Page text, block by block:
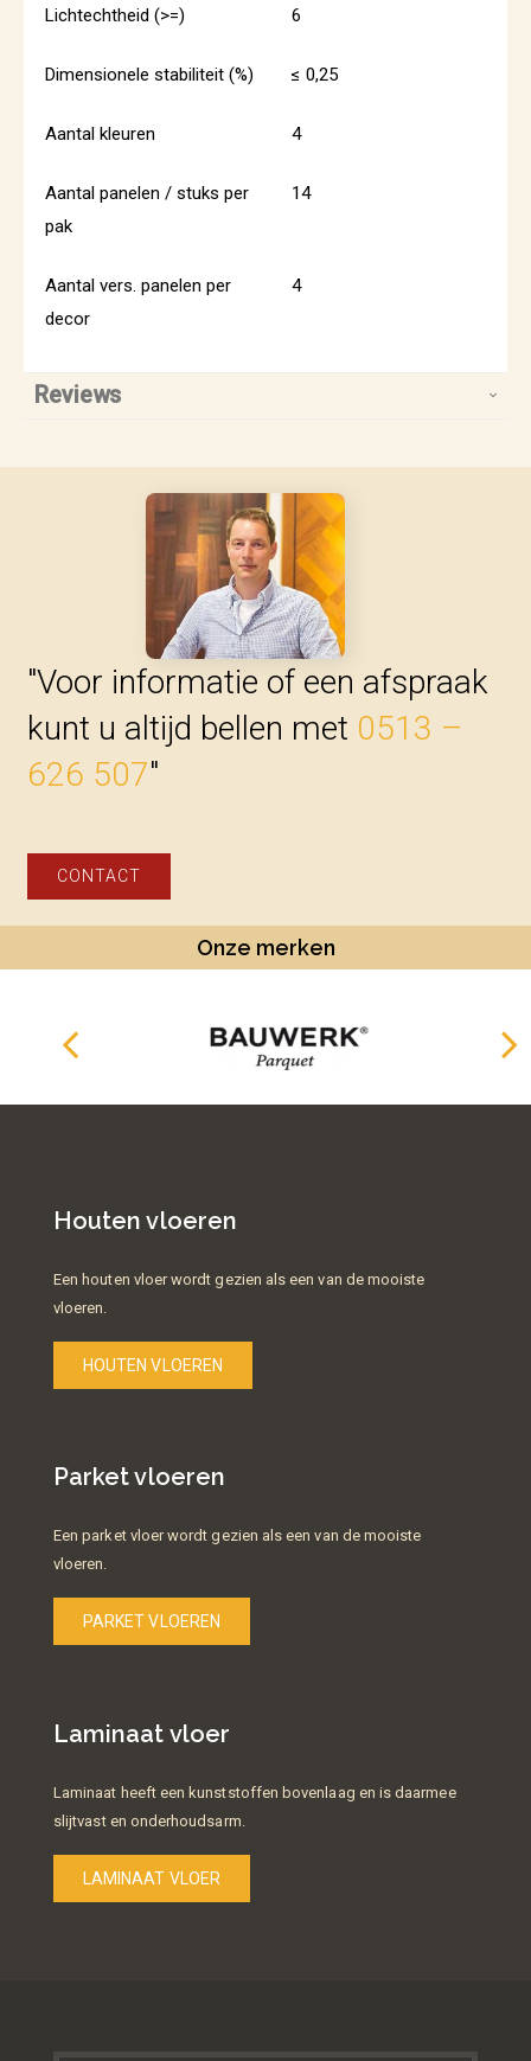
Lichtechtheid (>=) 6
Dimensionele stabiliteit (%) ≤ 0,25
Aantal kleuren 4
Aantal panelen / stuks per
pak
14
Aantal vers. panelen per
decor
4
Reviews
"Voor informatie of een afspraak
kunt u altijd bellen met 0513 –
626 507"
CONTACT
Onze merken
Houten vloeren
Een houten vloer wordt gezien als een van de mooiste
vloeren.
HOUTEN VLOEREN
Parket vloeren
Een parket vloer wordt gezien als een van de mooiste
vloeren.
PARKET VLOEREN
Laminaat vloer
Laminaat heeft een kunststoffen bovenlaag en is daarmee
slijtvast en onderhoudsarm.
LAMINAAT VLOER